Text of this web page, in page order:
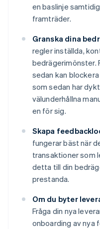
en baslinje
framträder.
Granska dina
regler inställda,
bedrägerimönster.
sedan kan
som sedan har
välunderhållna
en för sig.
Skapa
fungerar bäst när
transaktioner som
detta till din
prestanda.
Om du byter
Fråga din nya
onboarding av nya